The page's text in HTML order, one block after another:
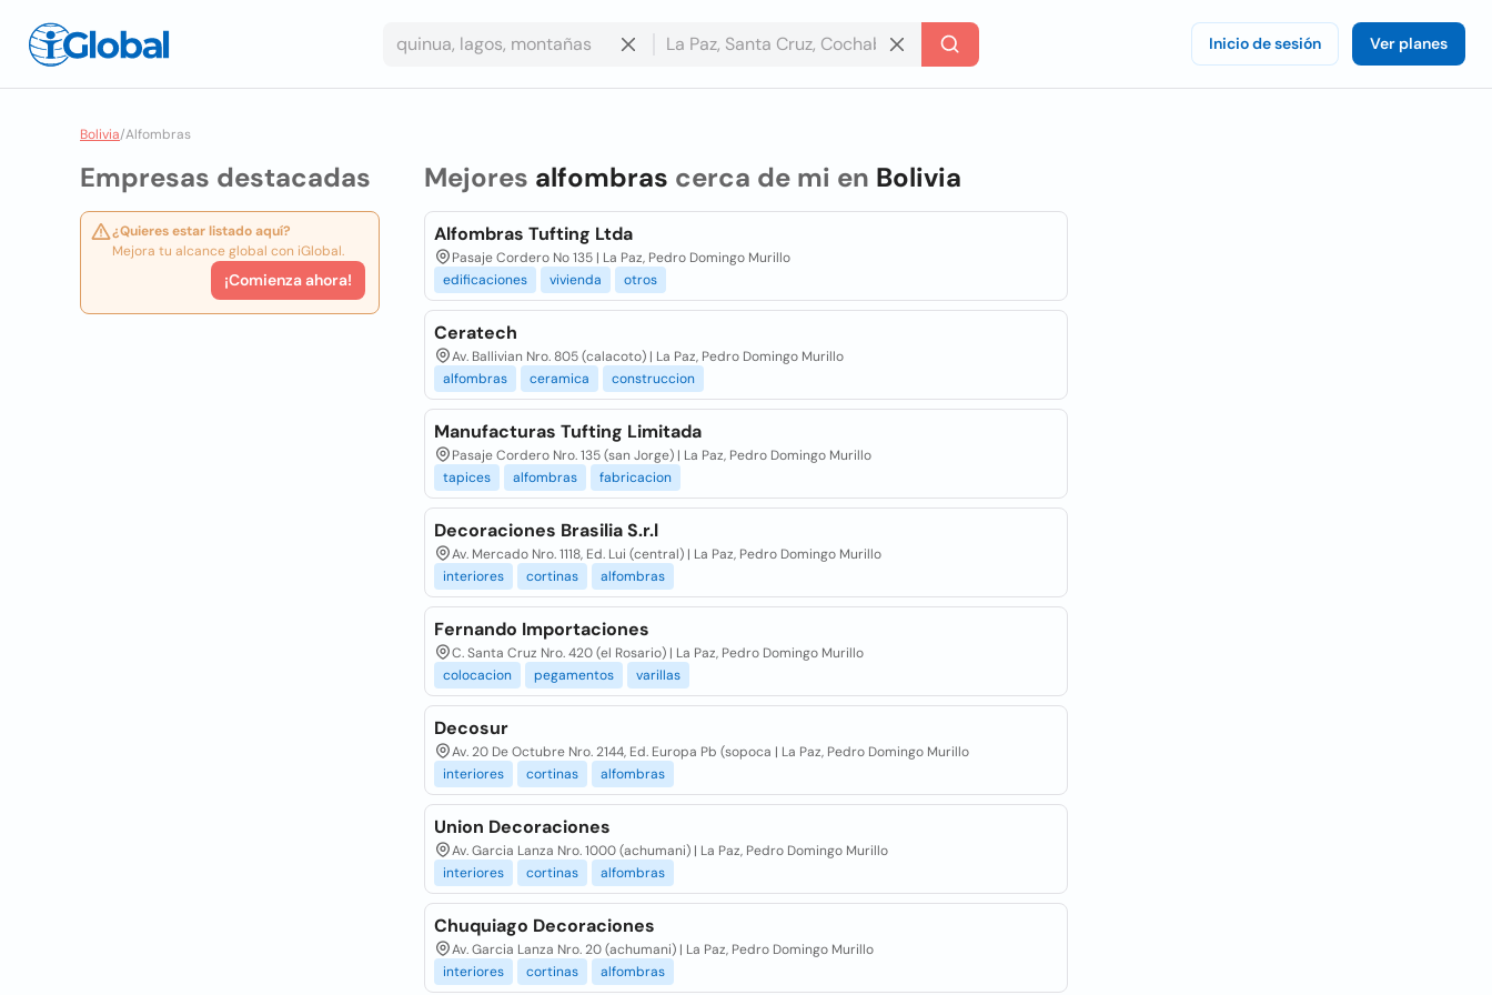
Inicio de sesión Ver planes
Bolivia/Alfombras
Empresas destacadas
¿Quieres estar listado aquí?
Mejora tu alcance global con iGlobal.
¡Comienza ahora!
Mejores alfombras cerca de mi en Bolivia
Alfombras Tufting Ltda
Pasaje Cordero No 135 | La Paz, Pedro Domingo Murillo
edificaciones
vivienda otros
Ceratech
Av. Ballivian Nro. 805 (calacoto) | La Paz, Pedro Domingo Murillo
alfombras
ceramica construccion
Manufacturas Tufting Limitada
Pasaje Cordero Nro. 135 (san Jorge) | La Paz, Pedro Domingo Murillo
tapices
alfombras fabricacion
Decoraciones Brasilia S.r.l
Av. Mercado Nro. 1118, Ed. Lui (central) | La Paz, Pedro Domingo Murillo
interiores
cortinas alfombras
Fernando Importaciones
C. Santa Cruz Nro. 420 (el Rosario) | La Paz, Pedro Domingo Murillo
colocacion
pegamentos varillas
Decosur
Av. 20 De Octubre Nro. 2144, Ed. Europa Pb (sopoca | La Paz, Pedro Domingo Murillo
interiores
cortinas alfombras
Union Decoraciones
Av. Garcia Lanza Nro. 1000 (achumani) | La Paz, Pedro Domingo Murillo
interiores
cortinas alfombras
Chuquiago Decoraciones
Av. Garcia Lanza Nro. 20 (achumani) | La Paz, Pedro Domingo Murillo
interiores
cortinas alfombras